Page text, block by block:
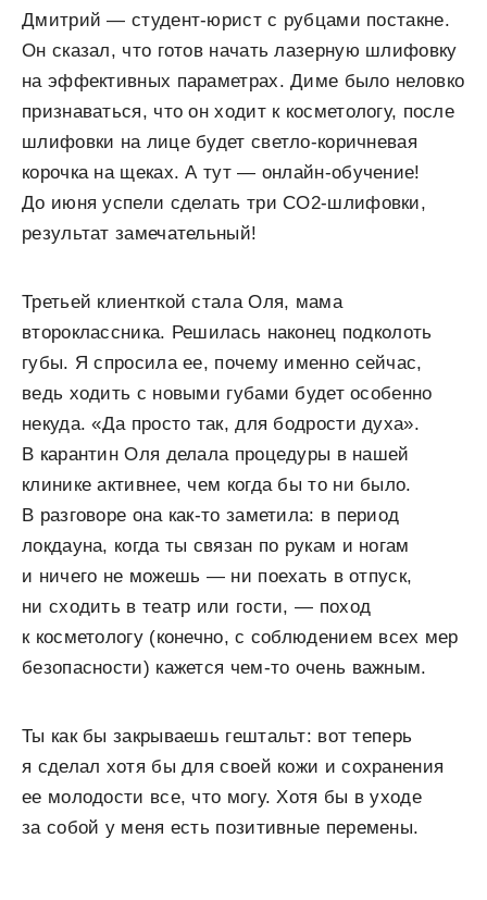
Дмитрий — студент-юрист с рубцами постакне.
Он сказал, что готов начать лазерную шлифовку
на эффективных параметрах. Диме было неловко
признаваться, что он ходит к косметологу, после
шлифовки на лице будет светло-коричневая
корочка на щеках. А тут — онлайн-обучение!
До июня успели сделать три СО2-шлифовки,
результат замечательный!
Третьей клиенткой стала Оля, мама
второклассника. Решилась наконец подколоть
губы. Я спросила ее, почему именно сейчас,
ведь ходить с новыми губами будет особенно
некуда. «Да просто так, для бодрости духа».
В карантин Оля делала процедуры в нашей
клинике активнее, чем когда бы то ни было.
В разговоре она как-то заметила: в период
локдауна, когда ты связан по рукам и ногам
и ничего не можешь — ни поехать в отпуск,
ни сходить в театр или гости, — поход
к косметологу (конечно, с соблюдением всех мер
безопасности) кажется чем-то очень важным.
Ты как бы закрываешь гештальт: вот теперь
я сделал хотя бы для своей кожи и сохранения
ее молодости все, что могу. Хотя бы в уходе
за собой у меня есть позитивные перемены.